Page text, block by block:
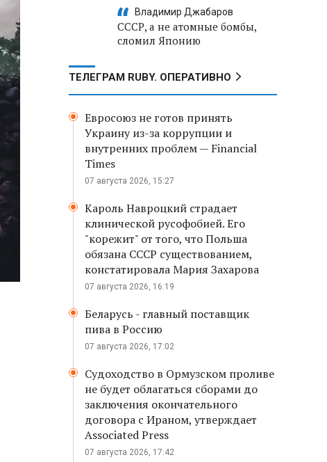
Владимир Джабаров
СССР, а не атомные бомбы,
сломил Японию
ТЕЛЕГРАМ RUBY. ОПЕРАТИВНО
Евросоюз не готов принять
Украину из-за коррупции и
внутренних проблем — Financial
Times
07 августа 2026, 15:27
Кароль Навроцкий страдает
клинической русофобией. Его
"корежит" от того, что Польша
обязана СССР существованием,
констатировала Мария Захарова
07 августа 2026, 16:19
Беларусь - главный поставщик
пива в Россию
07 августа 2026, 17:02
Судоходство в Ормузском проливе
не будет облагаться сборами до
заключения окончательного
договора с Ираном, утверждает
Associated Press
07 августа 2026, 17:42